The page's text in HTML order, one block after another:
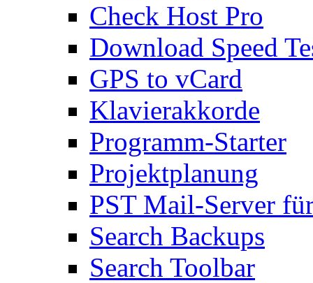
Check Host Pro
Download Speed
GPS to vCard
Klavierakkorde
Programm-Starter
Projektplanung
PST Mail-Server
Search Backups
Search Toolbar